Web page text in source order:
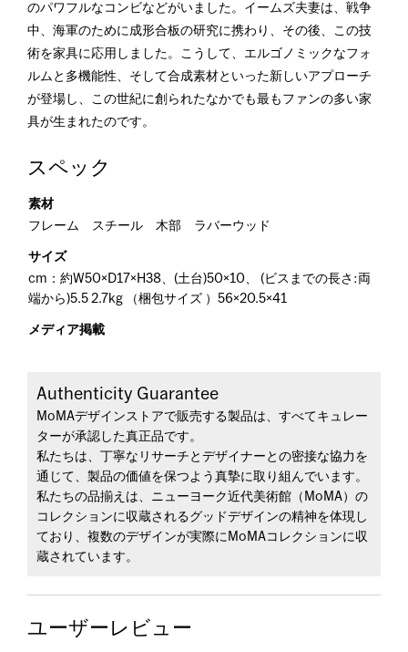
のパワフルなコンビなどがいました。イームズ夫妻は、戦争
中、海軍のために成形合板の研究に携わり、その後、この技
術を家具に応用しました。こうして、エルゴノミックなフォ
ルムと多機能性、そして合成素材といった新しいアプローチ
が登場し、この世紀に創られたなかでも最もファンの多い家
具が生まれたのです。
スペック
素材
フレーム スチール 木部 ラバーウッド
サイズ
cm：約W50×D17×H38、(土台)50×10、 (ビスまでの長さ:両
端から)5.5 2.7kg （梱包サイズ ）56×20.5×41
メディア掲載
Authenticity Guarantee
MoMAデザインストアで販売する製品は、すべてキュレー
ターが承認した真正品です。
私たちは、丁寧なリサーチとデザイナーとの密接な協力を
通じて、製品の価値を保つよう真摯に取り組んでいます。
私たちの品揃えは、ニューヨーク近代美術館（MoMA）の
コレクションに収蔵されるグッドデザインの精神を体現し
ており、複数のデザインが実際にMoMAコレクションに収
蔵されています。
ユーザーレビュー